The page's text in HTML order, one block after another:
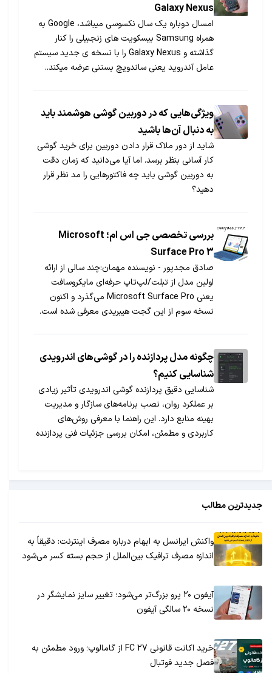
Galaxy Nexus
امسال دوباره یک سال نکسوسی میباشد، Google به
همراه Samsung بیسکویت های زنجبیلی را کنار
گذاشته و Galaxy Nexus را با نسخه ی جدید سیستم
عامل آندروید یعنی ساندویچ بستنی عرضه میکند..
ویژگی‌هایی که در دوربین گوشی هوشمند باید
به دنبال آن‌ها باشید
شاید از دور ملاک قرار دادن دوربین برای خرید گوشی
کار آسانی بنظر برسد. اما آیا می‌دانید که زمان دقت
به دوربین گوشی باید چه فاکتور‌هایی را مد نظر قرار
دهید؟
بررسی تخصصی جی اس ام؛ Microsoft
Surface Pro 3
صادق مجدپور - نویسنده مهمان:چند سالی از ارائه
اولین مدل از تبلت/لپ‌تاپ حرفه‌ای مایکروسافت
یعنی Microsoft Surface Pro می‌گذرد و اکنون
نسخه سوم از این گجت هیبریدی معرفی شده است.
نیز بهتر و کامل‌تر شده است. در ادامه، این محصول
جدید شرکت مایکروسافت را از جهات مختلف مورد
بررسی قرار خواهیم داد.
چگونه مدل پردازنده را در گوشی‌های اندرویدی
شناسایی کنیم؟
شناسایی دقیق پردازنده گوشی اندرویدی تأثیر زیادی
بر عملکرد روان، نصب برنامه‌های سازگار و مدیریت
بهینه منابع دارد. این راهنما با معرفی روش‌های
کاربردی و مطمئن، امکان بررسی جزئیات فنی پردازنده
جدیدترین مطالب
واکنش ایرانسل به ابهام درباره مصرف اینترنت: دقیقاً به
اندازه مصرف ترافیک بین‌الملل از حجم بسته کسر می‌شود
آیفون ۲۰ پرو بزرگ‌تر می‌شود؛ تغییر سایز نمایشگر در
نسخه ۲۰ سالگی آیفون
خرید اکانت قانونی FC 27 از گامالوپ؛ ورود مطمئن به
فصل جدید فوتبال